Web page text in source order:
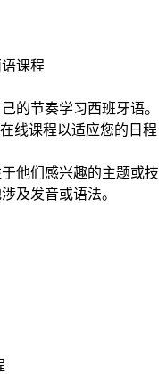
课程
的节奏学习西班牙语。
线课程以适应您的日程
他们感兴趣的主题或技
及发音或语法。